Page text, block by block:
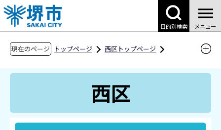
こ
の
ペ
目的別検索 メニュー
現在のページ トップページ
西区トップページ
西区